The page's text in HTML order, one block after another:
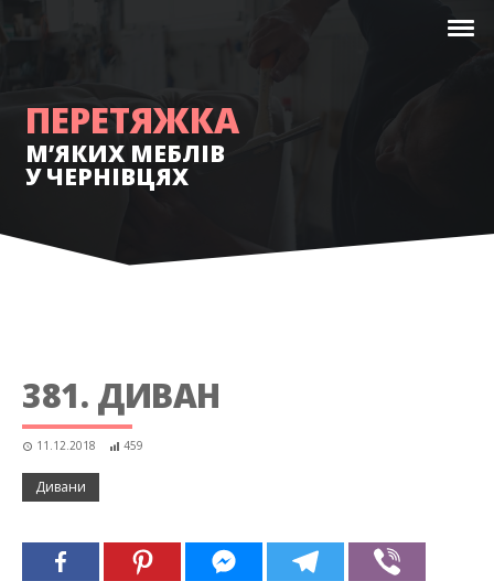
ПЕРЕТЯЖКА
М’ЯКИХ МЕБЛІВ
У ЧЕРНІВЦЯХ
381. ДИВАН
11.12.2018 459
Дивани